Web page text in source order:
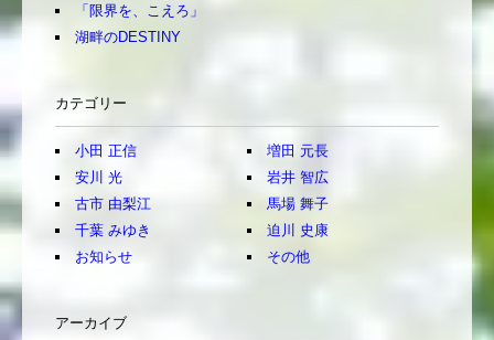
「限界を、こえろ」
湖畔のDESTINY
カテゴリー
小田 正信
増田 元長
安川 光
岩井 智広
古市 由梨江
馬場 舞子
千葉 みゆき
迫川 史康
お知らせ
その他
アーカイブ